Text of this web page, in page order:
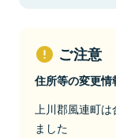
ご注意
住所等の変更情
上川郡風連町
ました